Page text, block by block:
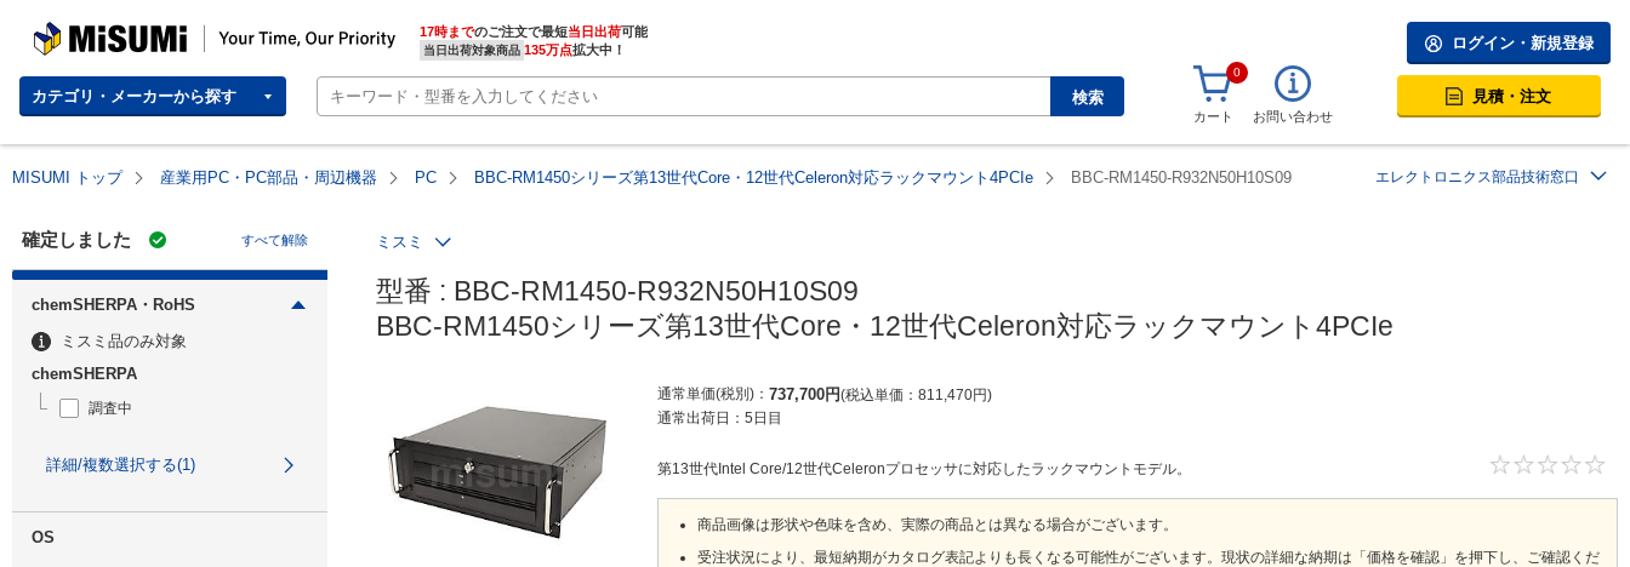
MISUMI | Your Time, Our Priority 17時までのご注文で最短当日出荷
当日出荷対象商品 135万点拡大中！
カテゴリ・メーカーから探す 検索
ログイン・新規登録
0
カート お問い合わせ
見積・注文
MISUMI トップ 産業用PC・PC部品・周辺機器 PC BBC-RM1450シリーズ第13世代Core・12世代Celeron対応ラックマウント4PCIe BBC-RM1450-R932N50H10S09 エレクトロニクス部品技術窓口
確定しました すべて解除
chemSHERPA・RoHS
ミスミ品のみ対象
chemSHERPA
調査中
詳細/複数選択する(1)
OS
ミスミ
型番 : BBC-RM1450-R932N50H10S09
BBC-RM1450シリーズ第13世代Core・12世代Celeron対応ラックマウント4PCIe
通常単価(税別) 737,700円 税込単価 811,470円
通常出荷日： 5日目
第13世代Intel Core/12世代Celeronプロセッサに対応したラックマウントモデル。
商品画像は形状や色味を含め、実際の商品とは異なる場合がございます。
受注状況により、最短納期がカタログ表記よりも長くなる可能性がございます。現状の詳細な納期は「価格を確認」を押下し、ご確認くだ